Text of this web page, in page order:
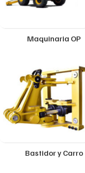
Maquinaria OP
Bastidor y Carro